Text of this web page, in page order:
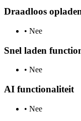
Draadloos
• Nee
Snel laden
• Nee
AI functionaliteit
• Nee